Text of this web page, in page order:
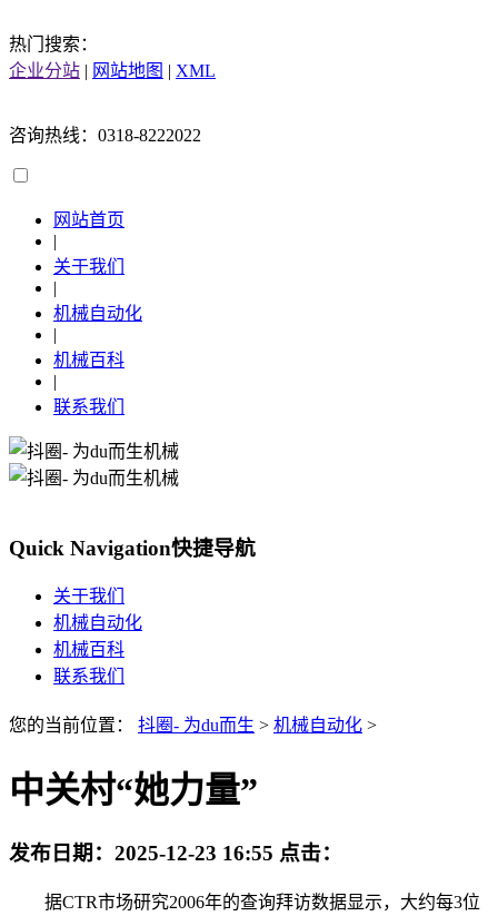
热门搜索：
企业分站 | 网站地图 | XML
咨询热线：0318-8222022
网站首页
|
关于我们
|
机械自动化
|
机械百科
|
联系我们
Quick Navigation快捷导航
关于我们
机械自动化
机械百科
联系我们
您的当前位置： 抖圈- 为du而生 > 机械自动化 >
中关村“她力量”
发布日期： 2025-12-23 16:55 点击：
据CTR市场研究2006年的查询拜访数据显示，大约每3位